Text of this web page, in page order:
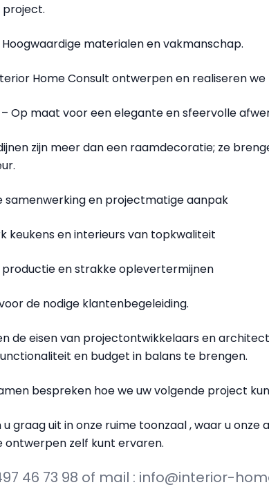
project.
Hoogwaardige materialen en vakmanschap.
Home Consult ontwerpen en realiseren we
– Op maat voor een elegante en sfeervolle
zijn meer dan een raamdecoratie; ze
samenwerking en projectmatige aanpak
keukens en interieurs van topkwaliteit
productie en strakke oplevertermijnen
de nodige klantenbegeleiding.
de eisen van projectontwikkelaars en
en budget in balans te brengen.
bespreken hoe we uw volgende project
u graag uit in onze ruime toonzaal , waar u
ontwerpen zelf kunt ervaren.
46 73 98 of mail : info@interior-